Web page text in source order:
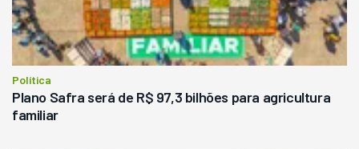
Política
Plano Safra será de R$ 97,3 bilhões para agricultura
familiar